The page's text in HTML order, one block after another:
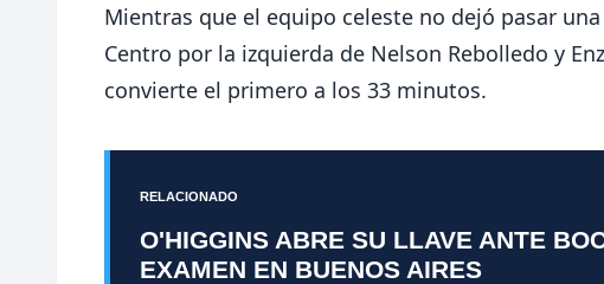
Mientras que el equipo celeste no dejó pasar
Centro por la izquierda de Nelson Rebolledo y
convierte el primero a los 33 minutos.
RELACIONADO
O'HIGGINS ABRE SU LLAVE ANTE
EXAMEN EN BUENOS AIRES